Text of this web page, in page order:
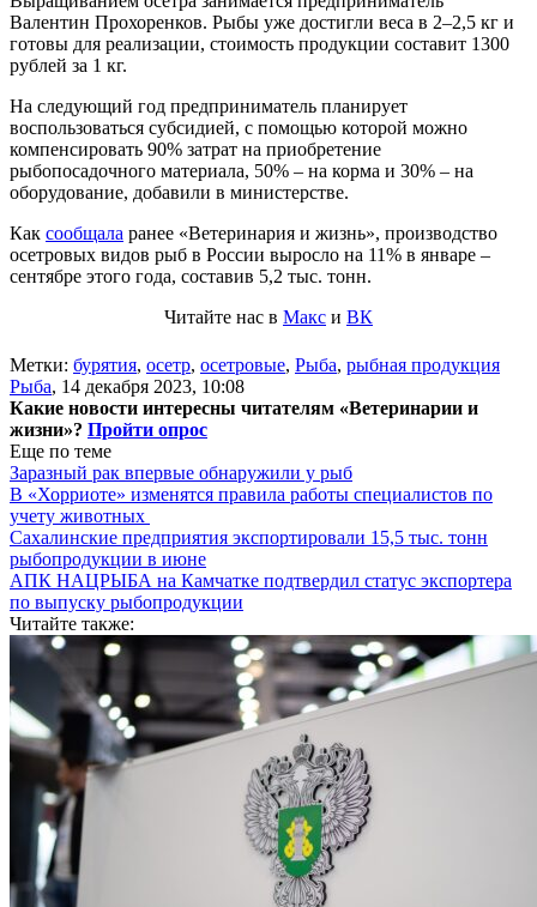
Валентин Прохоренков. Рыбы уже достигли веса в 2–2,5 кг и
готовы для реализации, стоимость продукции составит 1300
рублей за 1 кг.
На следующий год предприниматель планирует
воспользоваться субсидией, с помощью которой можно
компенсировать 90% затрат на приобретение
рыбопосадочного материала, 50% – на корма и 30% – на
оборудование, добавили в министерстве.
Как сообщала ранее «Ветеринария и жизнь», производство
осетровых видов рыб в России выросло на 11% в январе –
сентябре этого года, составив 5,2 тыс. тонн.
Читайте нас в Макс и ВК
Метки: бурятия, осетр, осетровые, Рыба, рыбная продукция
Рыба, 14 декабря 2023, 10:08
Какие новости интересны читателям «Ветеринарии и
жизни»? Пройти опрос
Еще по теме
Заразный рак впервые обнаружили у рыб
В «Хорриоте» изменятся правила работы специалистов по
учету животных
Сахалинские предприятия экспортировали 15,5 тыс. тонн
рыбопродукции в июне
АПК НАЦРЫБА на Камчатке подтвердил статус экспортера
по выпуску рыбопродукции
Читайте также: